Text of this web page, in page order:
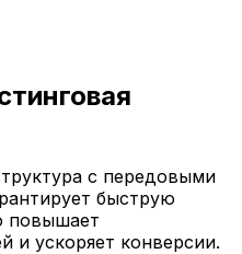
с передовыми
быструю
повышает
и ускоряет конверсии.